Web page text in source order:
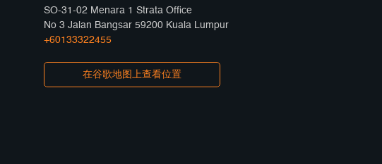
SO-31-02 Menara 1 Strata Office
No 3 Jalan Bangsar 59200 Kuala Lumpur
+60133322455
在谷歌地图上查看位置